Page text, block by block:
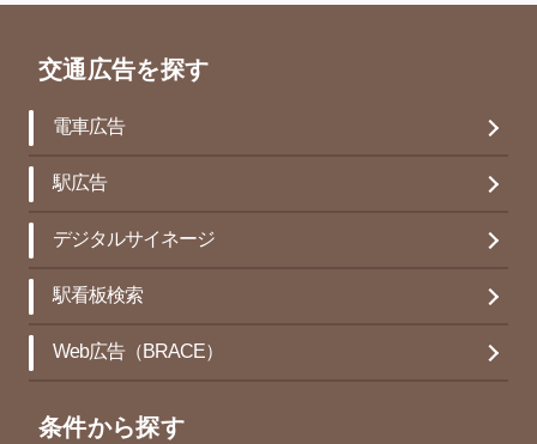
交通広告を探す
電車広告
駅広告
デジタルサイネージ
駅看板検索
Web広告（BRACE）
条件から探す